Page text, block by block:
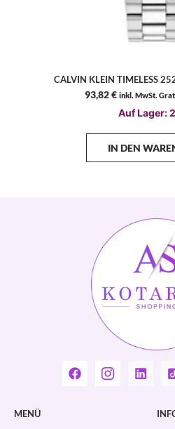
CALVIN KLEIN TIMELESS
93,82€ inkl. MwSt.
Auf Lager:
IN DEN
MENÜ